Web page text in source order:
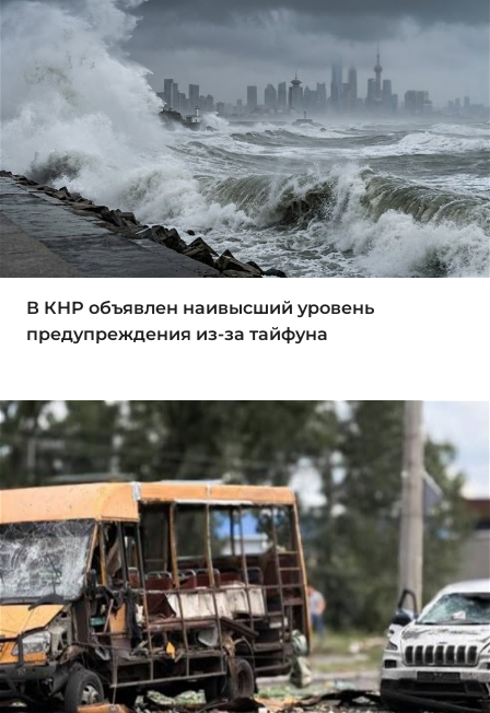
В КНР объявлен наивысший уровень
предупреждения из-за тайфуна